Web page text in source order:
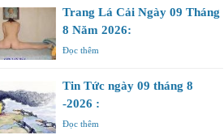
Trang Lá Cải Ngày 09 Tháng
8 Năm 2026:
Đọc thêm
Tin Tức ngày 09 tháng 8
-2026 :
Đọc thêm